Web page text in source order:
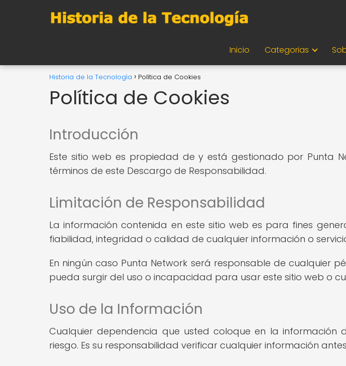
Inicio Categorias
Historia de la Tecnología Política de Cookies
Política de Cookies
Introducción
Este sitio web es propiedad de y está gestionado por Punta
términos de este Descargo de Responsabilidad.
Limitación de Responsabilidad
La información contenida en este sitio web es para fines
fiabilidad, integridad o calidad de cualquier información o
En ningún caso Punta Network será responsable de cualquier
pueda surgir del uso o incapacidad para usar este sitio web o
Uso de la Información
Cualquier dependencia que usted coloque en la
riesgo. Es su responsabilidad verificar cualquier información